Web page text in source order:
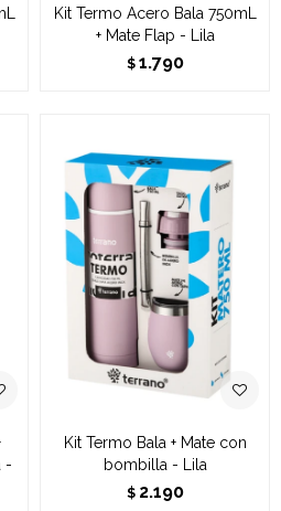
Kit Termo Acero Bala 750mL
+ Mate Flap - Lila
$ 1.790
-
Kit Termo Bala + Mate con
bombilla - Lila
$ 2.190